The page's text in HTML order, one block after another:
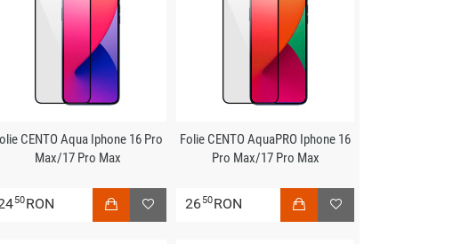
CENTO Aqua Iphone 16 Pro
Max/17 Pro Max
50RON
Folie CENTO AquaPRO Iphone 16
Pro Max/17 Pro Max
2650RON